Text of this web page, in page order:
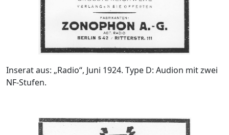
Inserat aus: „Radio“, Juni 1924. Type D: Audion mit zwei
NF-Stufen.